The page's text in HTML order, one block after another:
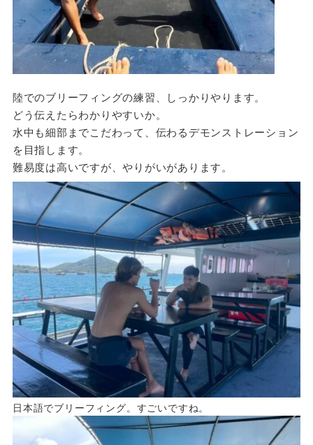
陸でのブリーフィングの練習、しっかりやります。
どう伝えたらわかりやすいか。
水中も細部までこだわって、伝わるデモンストレーション
を目指します。
難易度は高いですが、やりがいがあります。
日本語でブリーフィング。すごいですね。